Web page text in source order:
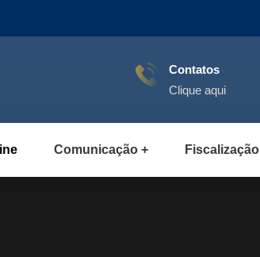
Contatos
Clique aqui
Comunicação Fiscalização